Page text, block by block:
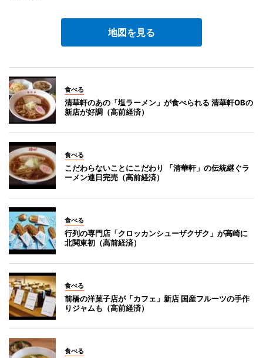
地図を見る
食べる
清華軒のあの「塩ラーメン」が食べられる 清華軒OBの
新店が好調（高前経済）
食べる
こだわらないことにこだわり 「清華軒」の伝統継ぐラ
ーメン連日完売（高前経済）
食べる
行列の専門店「クロッカンシューザクザク」が高崎に
北関東初（高前経済）
食べる
前橋の洋菓子店が「カフェ」新店 国産フルーツの手作
りジャムも（高前経済）
食べる